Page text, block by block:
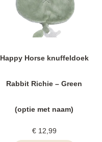
Happy Horse knuffeldoek
Rabbit Richie – Green
(optie met naam)
€12,99